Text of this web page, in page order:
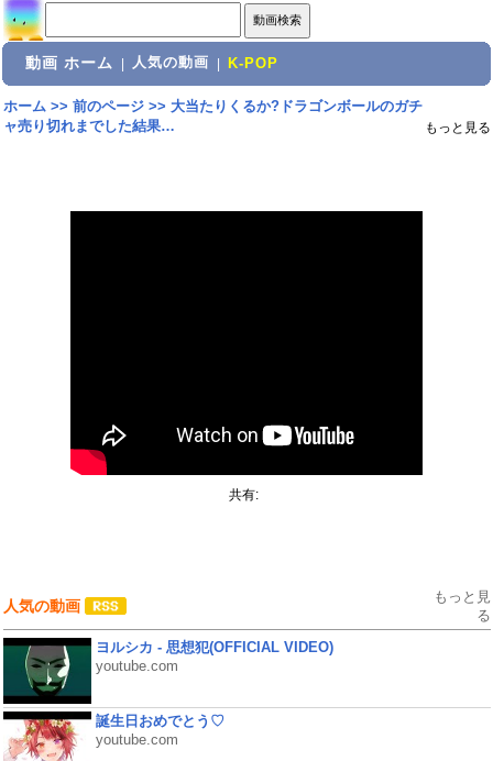
動画 ホーム 人気の動画 K-POP
ホーム>> 前のページ>> 大当たりくるか?ドラゴンボールのガチ
ャ売り切れまでした結果…
もっと見る
共有:
人気の動画
もっと見
る
ヨルシカ - 思想犯(OFFICIAL VIDEO)
youtube.com
誕生日おめでとう♡
youtube.com